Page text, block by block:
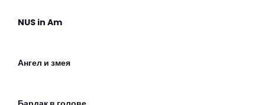
NUS in Am
Ангел и змея